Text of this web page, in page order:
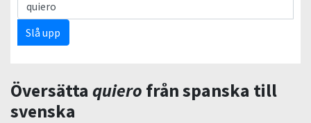
Slå upp
Översätta quiero från spanska till
svenska